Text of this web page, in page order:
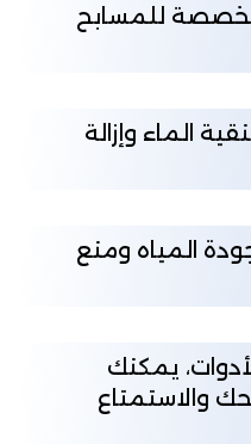
للمسابح
الماء وإزالة
المياه ومنع
يمكنك
والاستمتاع